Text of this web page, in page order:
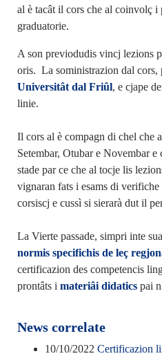
al è tacât il cors che al coinvolç i
graduatorie.
A son previodudis vincj lezions
oris. La soministrazion dal cors,
Universitât dal Friûl, e cjape
linie.
Il cors al è compagn di chel che
Setembar, Otubar e Novembar e
stade par ce che al tocje lis
vignaran fats i esams di
corsiscj e cussì si sierarà dut il
La Vierte passade, simpri inte
normis specifichis de leç
certificazion des competencis
prontâts i materiâi didaticspai
News correlate
10/10/2022 Certificazion